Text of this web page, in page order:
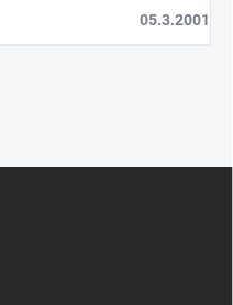
05.3.2001